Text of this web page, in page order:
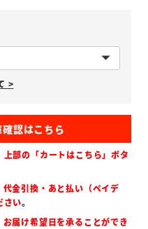
>
上部の「カートはこちら」ボタ
代金引換・あと払い（ペイデ
さい。
お届け希望日を承ることができ